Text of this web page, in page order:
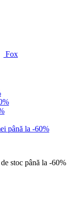
Fox
până la -60%
stoc până la -60%